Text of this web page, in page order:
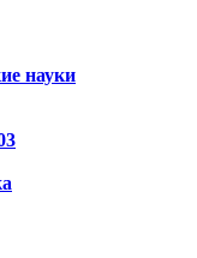
науки